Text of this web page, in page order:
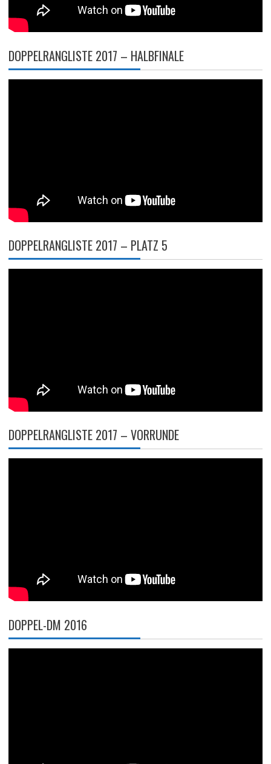
DOPPELRANGLISTE 2017 – HALBFINALE
DOPPELRANGLISTE 2017 – PLATZ 5
DOPPELRANGLISTE 2017 – VORRUNDE
DOPPEL-DM 2016